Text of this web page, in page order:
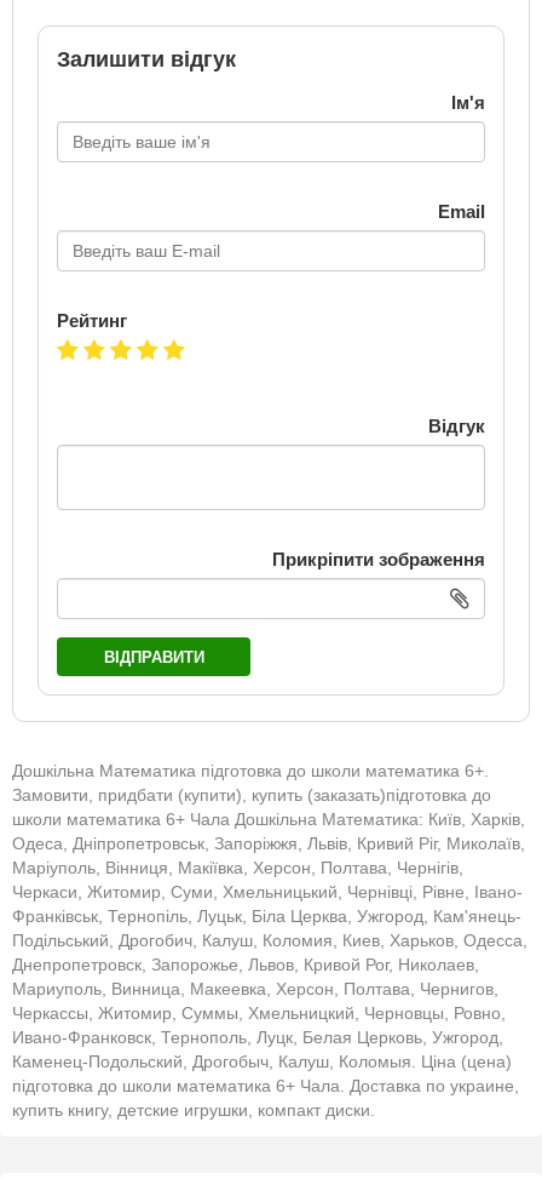
Залишити відгук
Ім'я
Email
Рейтинг
Відгук
Прикріпити зображення
ВІДПРАВИТИ
Дошкільна Математика підготовка до школи математика 6+.
Замовити, придбати (купити), купить (заказать)підготовка до
школи математика 6+ Чала Дошкільна Математика: Київ, Харків,
Одеса, Дніпропетровськ, Запоріжжя, Львів, Кривий Ріг, Миколаїв,
Маріуполь, Вінниця, Макіївка, Херсон, Полтава, Чернігів,
Черкаси, Житомир, Суми, Хмельницький, Чернівці, Рівне, Івано-
Франківськ, Тернопіль, Луцьк, Біла Церква, Ужгород, Кам'янець-
Подільський, Дрогобич, Калуш, Коломия, Киев, Харьков, Одесса,
Днепропетровск, Запорожье, Львов, Кривой Рог, Николаев,
Мариуполь, Винница, Макеевка, Херсон, Полтава, Чернигов,
Черкассы, Житомир, Суммы, Хмельницкий, Черновцы, Ровно,
Ивано-Франковск, Тернополь, Луцк, Белая Церковь, Ужгород,
Каменец-Подольский, Дрогобыч, Калуш, Коломыя. Ціна (цена)
підготовка до школи математика 6+ Чала. Доставка по украине,
купить книгу, детские игрушки, компакт диски.